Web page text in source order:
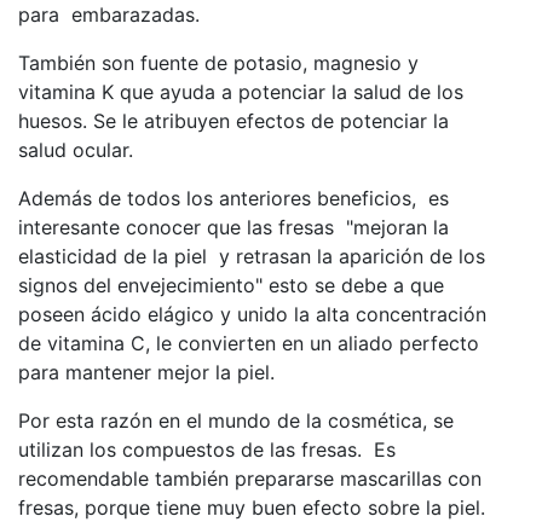
para embarazadas.
También son fuente de potasio, magnesio y
vitamina K que ayuda a potenciar la salud de los
huesos. Se le atribuyen efectos de potenciar la
salud ocular.
Además de todos los anteriores beneficios, es
interesante conocer que las fresas "mejoran la
elasticidad de la piel y retrasan la aparición de los
signos del envejecimiento" esto se debe a que
poseen ácido elágico y unido la alta concentración
de vitamina C, le convierten en un aliado perfecto
para mantener mejor la piel.
Por esta razón en el mundo de la cosmética, se
utilizan los compuestos de las fresas. Es
recomendable también prepararse mascarillas con
fresas, porque tiene muy buen efecto sobre la piel.